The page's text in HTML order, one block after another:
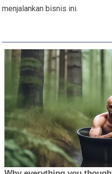
menjalankan bisnis ini.